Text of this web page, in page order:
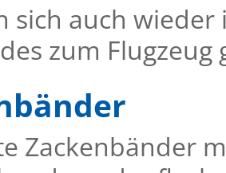
sich auch
zum
Zackenbänder